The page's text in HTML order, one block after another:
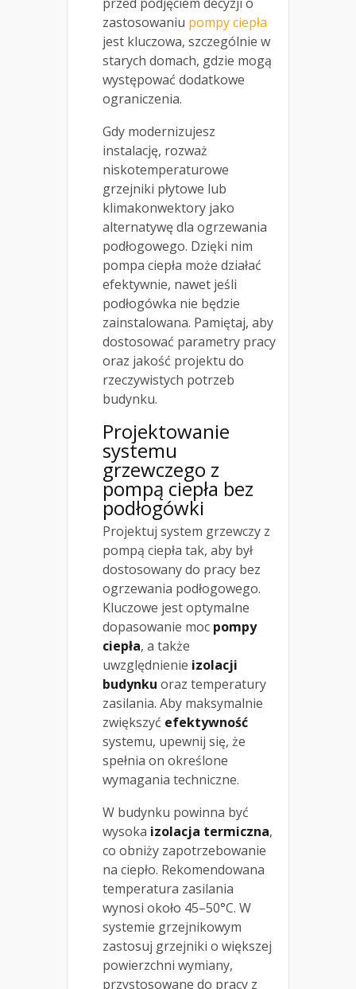
zastosowaniu pompy ciepła
jest kluczowa, szczególnie w
starych domach, gdzie mogą
występować dodatkowe
ograniczenia.
Gdy modernizujesz
instalację, rozważ
niskotemperaturowe
grzejniki płytowe lub
klimakonwektory jako
alternatywę dla ogrzewania
podłogowego. Dzięki nim
pompa ciepła może działać
efektywnie, nawet jeśli
podłogówka nie będzie
zainstalowana. Pamiętaj, aby
dostosować parametry pracy
oraz jakość projektu do
rzeczywistych potrzeb
budynku.
Projektowanie
systemu
grzewczego z
pompą ciepła bez
podłogówki
Projektuj system grzewczy z
pompą ciepła tak, aby był
dostosowany do pracy bez
ogrzewania podłogowego.
Kluczowe jest optymalne
dopasowanie moc pompy
ciepła, a także
uwzględnienie izolacji
budynku oraz temperatury
zasilania. Aby maksymalnie
zwiększyć efektywność
systemu, upewnij się, że
spełnia on określone
wymagania techniczne.
W budynku powinna być
wysoka izolacja termiczna,
co obniży zapotrzebowanie
na ciepło. Rekomendowana
temperatura zasilania
wynosi około 45–50°C. W
systemie grzejnikowym
zastosuj grzejniki o większej
powierzchni wymiany,
przystosowane do pracy z